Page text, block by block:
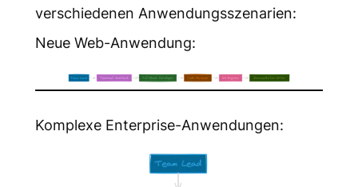
verschiedenen Anwendungsszenarien:
Neue Web-Anwendung:
Komplexe Enterprise-Anwendungen: